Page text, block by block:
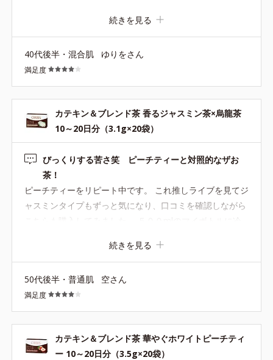
この時期なので、冷たいお水でいただきました。 サラッと
溶けてストレスフリーです。 ありがとうございました。
続きを見る
40代後半・混合肌 ゆりをさん
満足度
カテキン＆ブレンド茶 香るジャスミン茶×烏龍茶
10～20日分（3.1g×20袋）
びっくりする苦さ笑 ピーチティーと対照的なザお
茶！
ピーチティーをリピート中です。 これ推しライブを見てジ
ャスミンタイプもずっと気になり、口コミを確認しながら
こちらも購入してみました。 ５００mlのマイボトルに冷
じカテキン茶でも甘さのあるピーチティーの飲みやすさと
は真逆です。 でもしっかりとしたお茶感はこちらに軍配
が。 脂っこい食事にのお供にはこちらがぴったりだと思い
ます。 苦手なジャスミンの風味は、苦さのおかげでまぎれ
てさほど感じません(^^; カテキン×烏龍茶のいいとこどり
なお茶と割り切って、夏の水分補給に冷たくして飲みたい
なと思っています。
続きを見る
50代後半・普通肌 空さん
満足度
カテキン＆ブレンド茶 華やぐホワイトピーチティ
ー 10～20日分（3.5g×20袋）